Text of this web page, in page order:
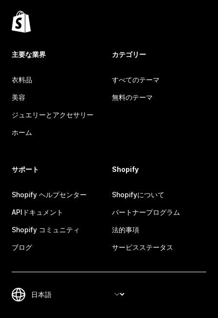
主要な業界
衣料品
美容
ジュエリーとアクセサリー
ホーム
カテゴリー
すべてのテーマ
無料のテーマ
サポート
Shopify ヘルプセンター
APIドキュメント
Shopify コミュニティ
ブログ
Shopify
Shopifyについて
パートナープログラム
法的事項
サービスステータス